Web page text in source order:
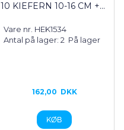
10 KIEFERN 10-16 CM +...
Vare nr. HEK1534
Antal på lager: 2 På lager
162,00 DKK